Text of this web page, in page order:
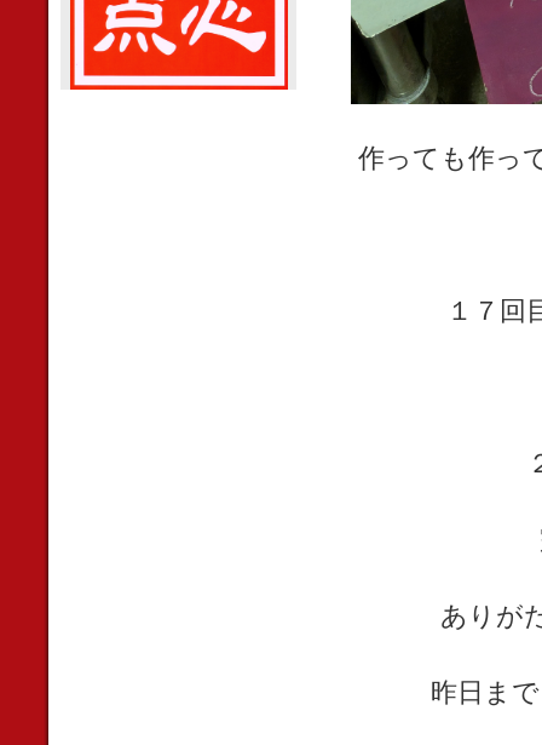
作っても作っ
１７回
ありが
昨日ま